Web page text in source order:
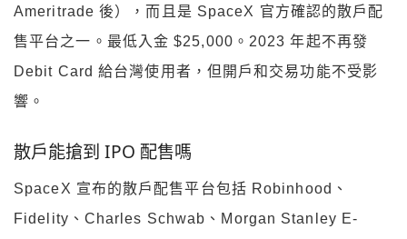
Ameritrade 後），而且是 SpaceX 官方確認的散戶配
售平台之一。最低入金 $25,000。2023 年起不再發
Debit Card 給台灣使用者，但開戶和交易功能不受影
響。
散戶能搶到 IPO 配售嗎
SpaceX 宣布的散戶配售平台包括 Robinhood、
Fidelity、Charles Schwab、Morgan Stanley E-